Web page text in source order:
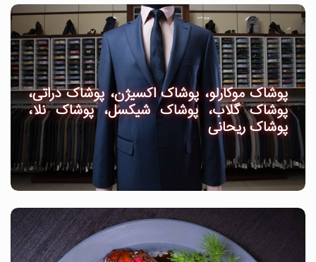
پوشاک موکارلو، پوشاک اکسیژن، پوشاک دراتی،
پوشاک گلاب، پوشاک شیکسل، پوشاک نلا،
پوشاک ریحانی